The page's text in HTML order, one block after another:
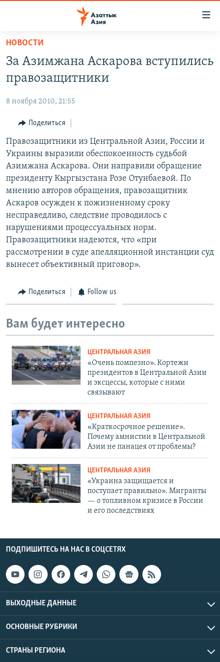
Вернуться
основному
содержанию
Вернутся
навигации
Вернутся
поиску
УЗБЕКИСТАН
ТАДЖИКИСТАН
ВОЙНА В УКРАИНЕ
НА ДРУГИХ ЯЗЫКАХ
ҚАЗАҚША
КЫРГЫЗЧА
ЎЗБЕКЧА
ТОҶИКӢ
TÜRKMENÇE
Все сайты РСЕ/РС
НОВОСТИ
За Азимжана Аскарова вступились
правозащитники
8 ноября 2010, 21:55
Поделиться
Правозащитники из Центральной Азии, России и
Украины выразили обеспокоенность судьбой
Азимжана Аскарова. Они направили обращение
президенту Кыргызстана Розе Отунбаевой. По
мнению авторов обращения, правозащитник
Аскаров осужден к пожизненному сроку
несправедливо, следствие проводилось с
нарушениями процессуальных норм.
Правозащитники надеются, что «при
рассмотрении в суде апелляционной инстанции суд
вынесет объективный приговор».
Поделиться Follow us
Вам будет интересно
ЦЕНТРАЛЬНАЯ АЗИЯ
«Очень помпезно». Кортежи
президентов в Центральной Азии
и эксцессы, которые с ними
связывают
ЦЕНТРАЛЬНАЯ АЗИЯ
«Краткосрочное решение».
Почему амнистии в Центральной
Азии не панацея от проблемы?
ЦЕНТРАЛЬНАЯ АЗИЯ
«Украина защищается и
поступает правильно». Мигранты
— о топливном кризисе в России
и его последствиях
ПОДПИШИТЕСЬ НА НАС В СОЦСЕТЯХ
ВЫХОДНЫЕ ДАННЫЕ
ОСНОВНЫЕ РУБРИКИ
СТРАНЫ РЕГИОНА